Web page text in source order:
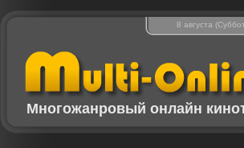
8 августа
Многожанровый онлайн